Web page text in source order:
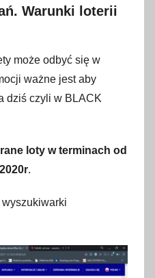
Warunki loterii
może odbyć się w
ważne jest aby
dziś czyli w BLACK
loty w terminach od
.
wyszukiwarki